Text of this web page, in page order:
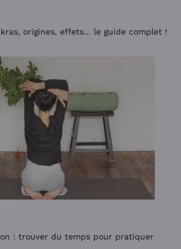
origines, effets… le guide complet !
: trouver du temps pour pratiquer